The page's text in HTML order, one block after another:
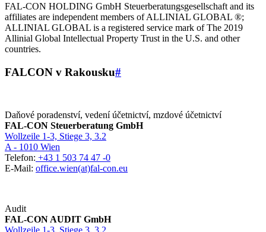
FAL-CON HOLDING GmbH Steuerberatungsgesellschaft and its
affiliates are independent members of ALLINIAL GLOBAL ®;
ALLINIAL GLOBAL is a registered service mark of The 2019
Allinial Global Intellectual Property Trust in the U.S. and other
countries.
FALCON v Rakousku#
Daňové poradenství, vedení účetnictví, mzdové účetnictví
FAL-CON Steuerberatung GmbH
Wollzeile 1-3, Stiege 3, 3.2
A - 1010 Wien
Telefon: +43 1 503 74 47 -0
E-Mail: office.wien(at)fal-con.eu
Audit
FAL-CON AUDIT GmbH